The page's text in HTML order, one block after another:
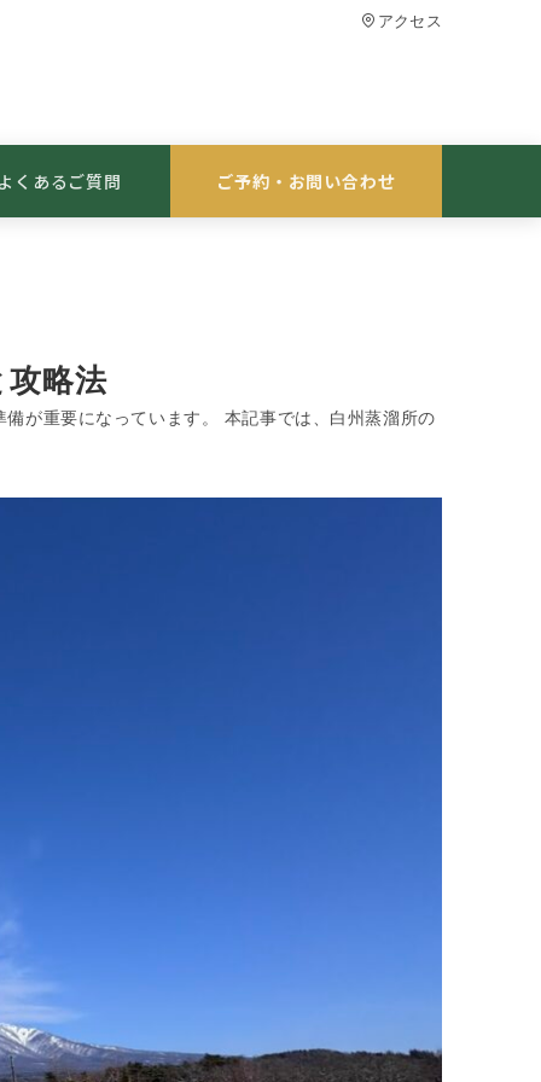
アクセス
くあるご質問 ご予約・お問い合わせ
略法
が重要になっています。 本記事では、白州蒸溜所の